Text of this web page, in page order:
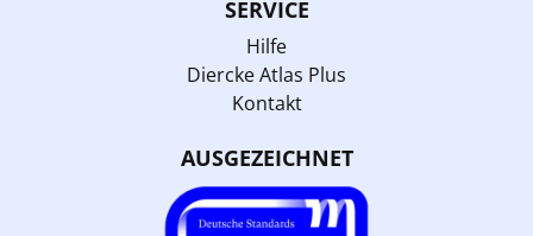
SERVICE
Hilfe
Diercke Atlas Plus
Kontakt
AUSGEZEICHNET